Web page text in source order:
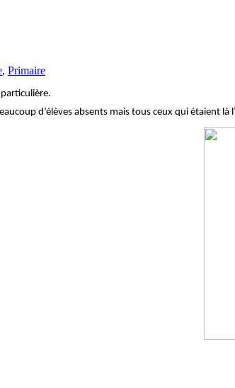
, Primaire
d’élèves absents mais tous ceux qui étaient